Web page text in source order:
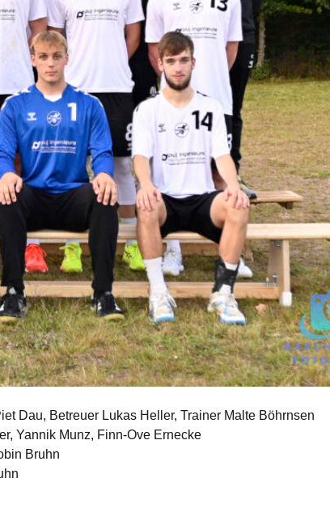
Dau, Betreuer Lukas Heller, Trainer Malte Böhrnsen
Yannik Munz, Finn-Ove Ernecke
Bruhn